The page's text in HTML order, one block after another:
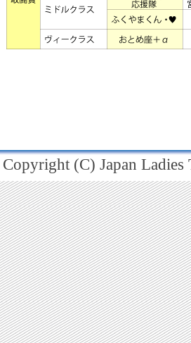
Copyright (C) Japan